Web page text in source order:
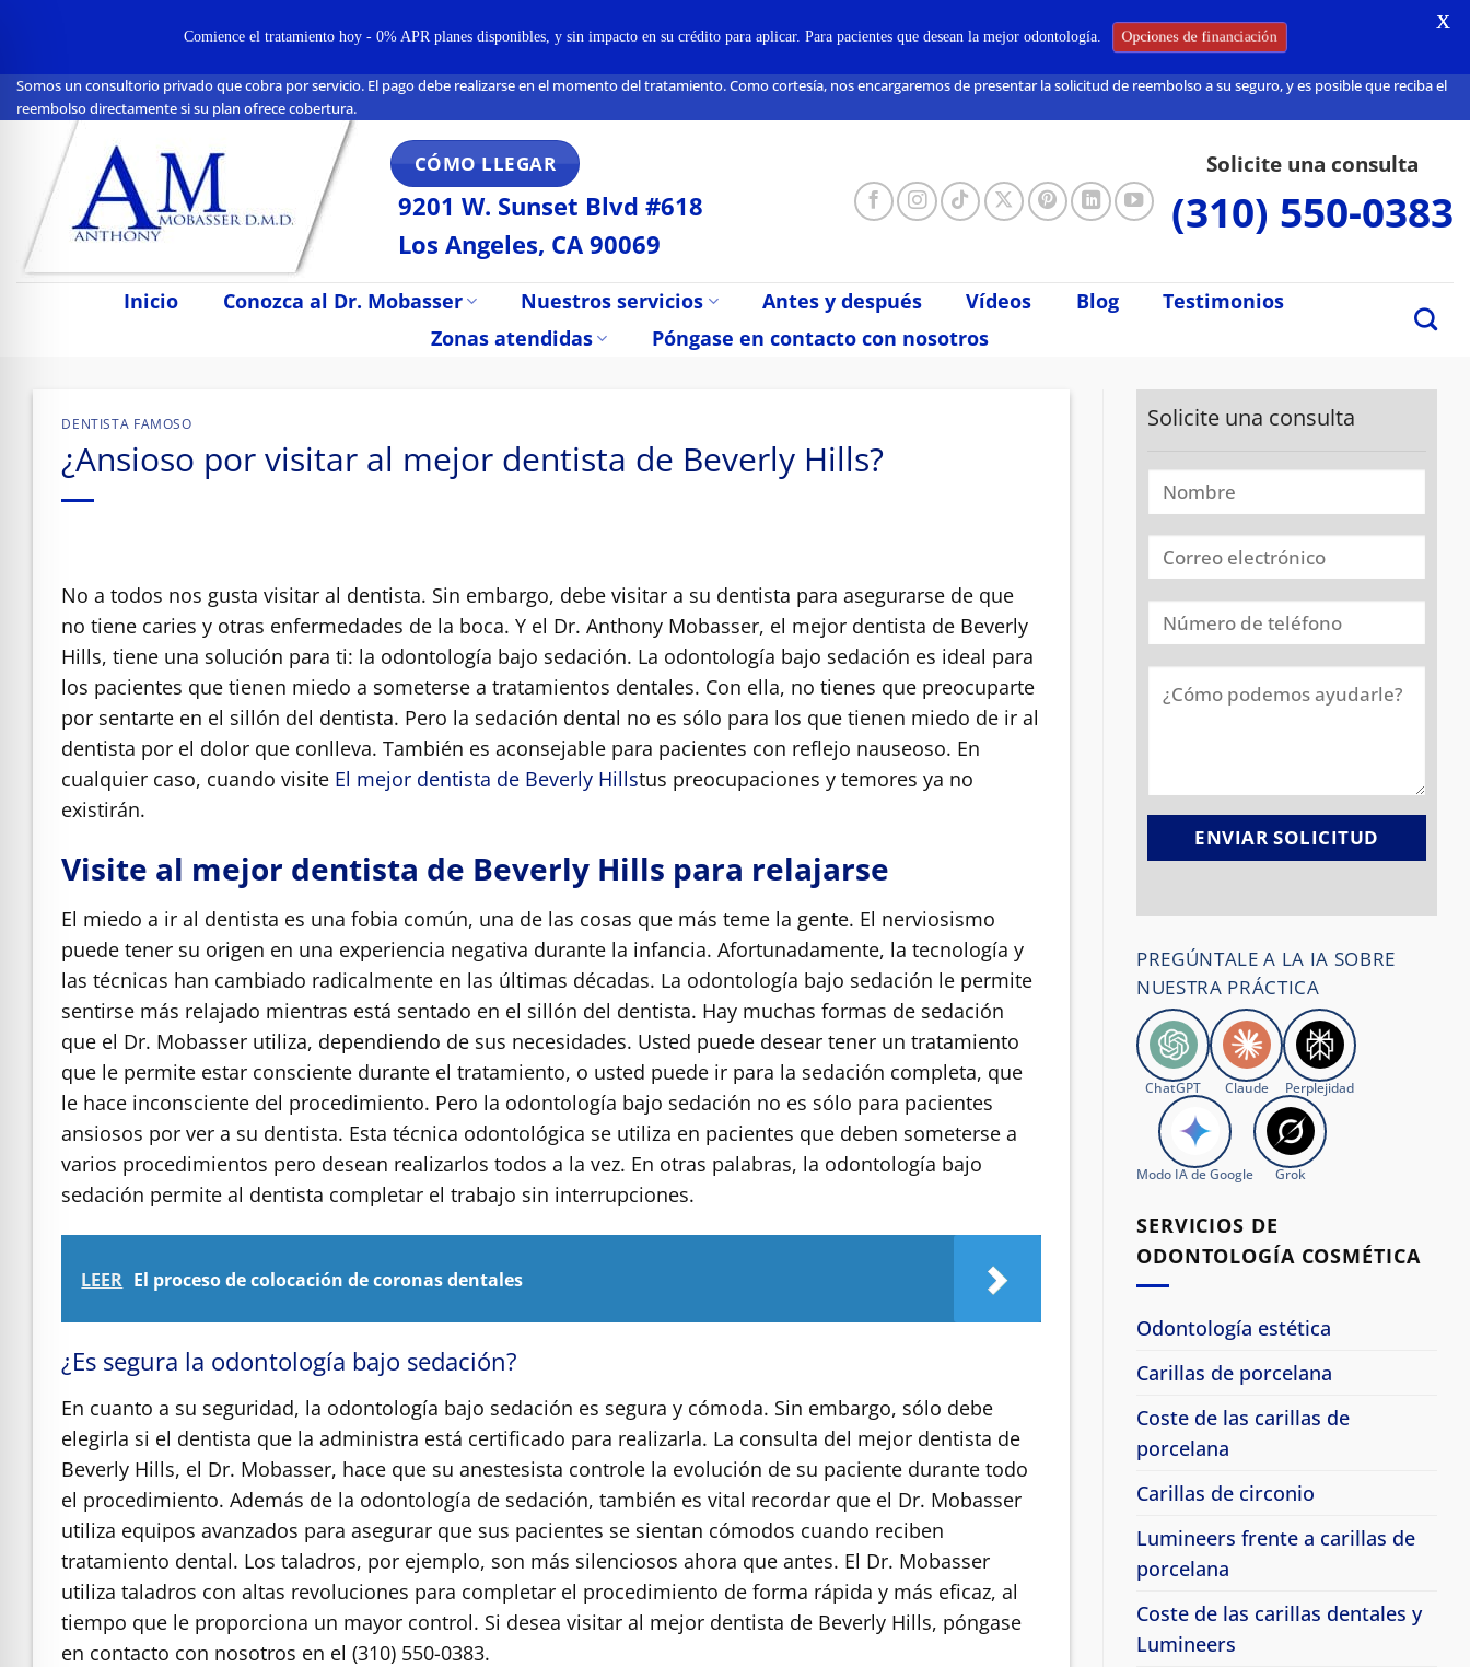
al
contenido
Somos un consultorio privado que cobra por servicio. El pago debe realizarse en el momento del tratamiento. Como cortesía, nos encargaremos de presentar la solicitud de reembolso a su seguro, y es posible que reciba el
reembolso directamente si su plan ofrece cobertura.
CÓMO LLEGAR
9201 W. Sunset Blvd #618
Los Angeles, CA 90069
Solicite una consulta
(310) 550-0383
Inicio Conozca al Dr. Mobasser Nuestros servicios Antes y después Vídeos Blog
Testimonios
Zonas atendidas
Póngase en contacto con nosotros
DENTISTA FAMOSO
¿Ansioso por visitar al mejor dentista de Beverly Hills?
No a todos nos gusta visitar al dentista. Sin embargo, debe visitar a su dentista para asegurarse de que
no tiene caries y otras enfermedades de la boca. Y el Dr. Anthony Mobasser, el mejor dentista de Beverly
Hills, tiene una solución para ti: la odontología bajo sedación. La odontología bajo sedación es ideal para
los pacientes que tienen miedo a someterse a tratamientos dentales. Con ella, no tienes que preocuparte
por sentarte en el sillón del dentista. Pero la sedación dental no es sólo para los que tienen miedo de ir al
dentista por el dolor que conlleva. También es aconsejable para pacientes con reflejo nauseoso. En
cualquier caso, cuando visite El mejor dentista de Beverly Hillstus preocupaciones y temores ya no
existirán.
Visite al mejor dentista de Beverly Hills para relajarse
El miedo a ir al dentista es una fobia común, una de las cosas que más teme la gente. El nerviosismo
puede tener su origen en una experiencia negativa durante la infancia. Afortunadamente, la tecnología y
las técnicas han cambiado radicalmente en las últimas décadas. La odontología bajo sedación le permite
sentirse más relajado mientras está sentado en el sillón del dentista. Hay muchas formas de sedación
que el Dr. Mobasser utiliza, dependiendo de sus necesidades. Usted puede desear tener un tratamiento
que le permite estar consciente durante el tratamiento, o usted puede ir para la sedación completa, que
le hace inconsciente del procedimiento. Pero la odontología bajo sedación no es sólo para pacientes
ansiosos por ver a su dentista. Esta técnica odontológica se utiliza en pacientes que deben someterse a
varios procedimientos pero desean realizarlos todos a la vez. En otras palabras, la odontología bajo
sedación permite al dentista completar el trabajo sin interrupciones.
LEER El proceso de colocación de coronas dentales
¿Es segura la odontología bajo sedación?
En cuanto a su seguridad, la odontología bajo sedación es segura y cómoda. Sin embargo, sólo debe
elegirla si el dentista que la administra está certificado para realizarla. La consulta del mejor dentista de
Beverly Hills, el Dr. Mobasser, hace que su anestesista controle la evolución de su paciente durante todo
el procedimiento.Además de la odontología de sedación, también es vital recordar que el Dr. Mobasser
utiliza equipos avanzados para asegurar que sus pacientes se sientan cómodos cuando reciben
tratamiento dental. Los taladros, por ejemplo, son más silenciosos ahora que antes. El Dr. Mobasser
utiliza taladros con altas revoluciones para completar el procedimiento de forma rápida y más eficaz, al
tiempo que le proporciona un mayor control. Si desea visitar al mejor dentista de Beverly Hills, póngase
en contacto con nosotros en el (310) 550-0383.
Solicite una consulta
PREGÚNTALE A LA IA SOBRE
NUESTRA PRÁCTICA
ChatGPT Claude Perplejidad
Modo IA de Google Grok
SERVICIOS DE
ODONTOLOGÍA COSMÉTICA
Odontología estética
Carillas de porcelana
Coste de las carillas de
porcelana
Carillas de circonio
Lumineers frente a carillas de
porcelana
Coste de las carillas dentales y
Lumineers
Mode
Safe Mode
Comience el tratamiento hoy - 0% APR planes disponibles, y sin impacto en su crédito para aplicar. Para pacientes que desean la mejor odontología.Opciones de financiación
X